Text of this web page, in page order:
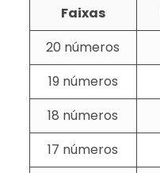
Faixas
20 números
19 números
18 números
17 números